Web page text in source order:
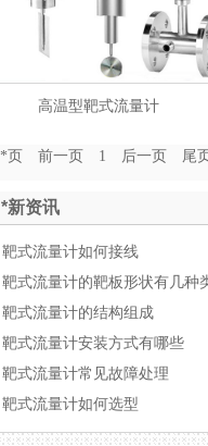
高温型靶式流量计
*页 前一页 1 后一页 尾
*新资讯
靶式流量计如何接线
靶式流量计的靶板形状有几种
靶式流量计的结构组成
靶式流量计安装方式有哪些
靶式流量计常见故障处理
靶式流量计如何选型